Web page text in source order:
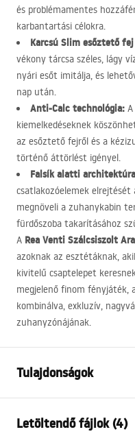
és problémamentes
karbantartási célokra.
Karcsú Slim esőztető
vékony tárcsa széles, lágy
nyári esőt imitálja, és
nap után.
Anti-Calc technológia:
kiemelkedéseknek
az esőztető fejről és a
történő áttörlést igényel.
Falsík alatti
csatlakozóelemek elrejtését
megnöveli a zuhanykabin
fürdőszoba takarításához
A Rea Venti Szálcsiszolt
azoknak az esztétáknak,
kivitelű csaptelepet
megjelenő finom fényjáték,
kombinálva, exkluzív,
zuhanyzónájának.
Tulajdonságok
Anyag
Letöltendő fájlok (4)